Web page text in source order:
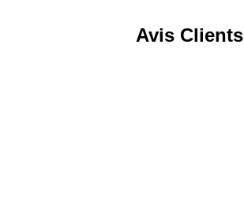
Avis Clients